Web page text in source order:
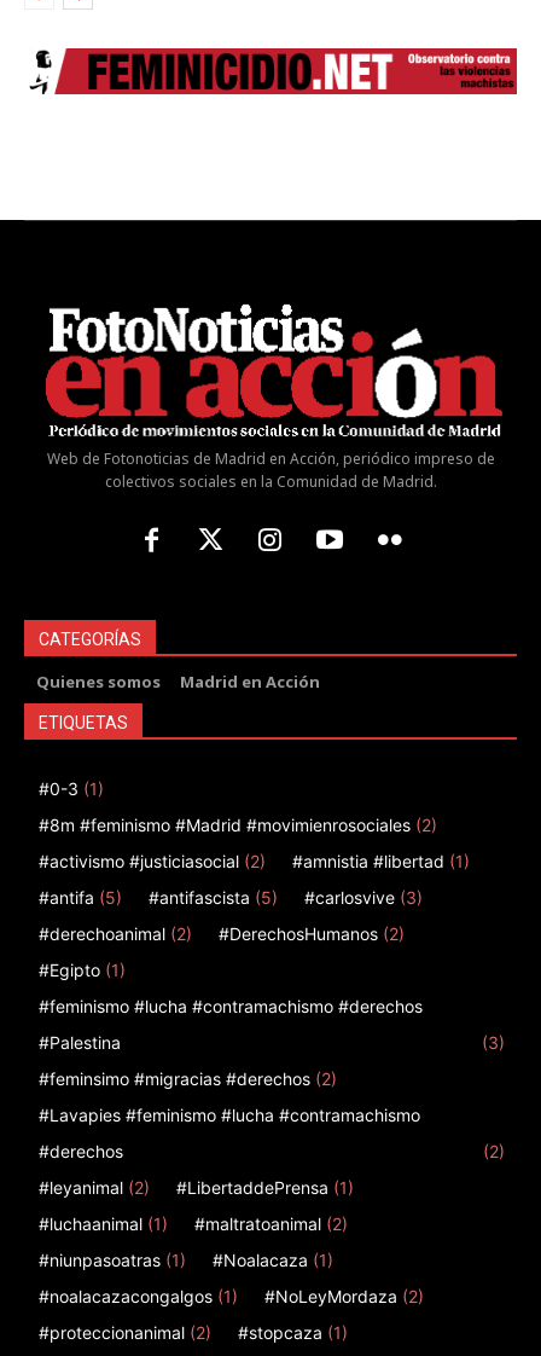
Web de Fotonoticias de Madrid en Acción, periódico impreso de
colectivos sociales en la Comunidad de Madrid.
CATEGORÍAS
Quienes somos Madrid en Acción
ETIQUETAS
#0-3 (1)
#8m #feminismo #Madrid #movimienrosociales (2)
#activismo #justiciasocial (2) #amnistia #libertad (1)
#antifa (5) #antifascista (5) #carlosvive (3)
#derechoanimal (2) #DerechosHumanos (2)
#Egipto (1)
#feminismo #lucha #contramachismo #derechos
#Palestina
(3)
#feminsimo #migracias #derechos (2)
#Lavapies #feminismo #lucha #contramachismo
#derechos
(2)
#leyanimal (2) #LibertaddePrensa (1)
#luchaanimal (1) #maltratoanimal (2)
#niunpasoatras (1) #Noalacaza (1)
#noalacazacongalgos (1) #NoLeyMordaza (2)
#proteccionanimal (2) #stopcaza (1)